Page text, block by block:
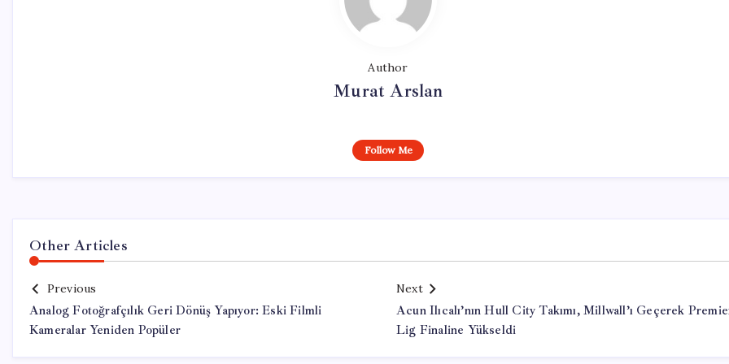
Author
Murat Arslan
Follow Me
Other Articles
Previous
Analog Fotoğrafçılık Geri Dönüş Yapıyor: Eski Filmli
Kameralar Yeniden Popüler
Next
Acun Ilıcalı’nın Hull City Takımı, Millwall’ı Geçerek
Lig Finaline Yükseldi